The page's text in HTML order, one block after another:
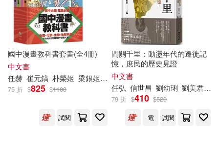
一行禪師(67) 審計部(66)
沈從文(66)
PRESTIGE DIGITAL BOOK SERIE
中國地質災害防治工程行業協會(6
中國金融出版社(825)
中國鐵道出版社(763)
北京大學出版社(756)
電子書 (可複選)
適合手機平板閱讀(4459)
適合平板閱讀(5233)
免費電子書(175)
國中漫畫教科書套書(全4冊)
中文書
任赫 崔元鎬 朴榮姬 梁銀姬 邱敏瑤 鄭怡婷
75 折 $825 $1100
試閱
間關千里：動盪年代的遷徙記
憶，庶民的歷史見證
中文書
任弘 信世昌 劉幼琍 劉美君 向
79 折 $410 $520
電
試閱